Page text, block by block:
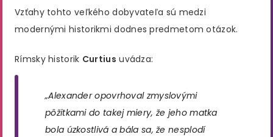
Vzťahy tohto veľkého dobyvateľa sú medzi
modernými historikmi dodnes predmetom otázok.
Rímsky historik Curtius uvádza:
„Alexander opovrhoval zmyslovými
pôžitkami do takej miery, že jeho matka
bola úzkostlivá a bála sa, že nesplodí